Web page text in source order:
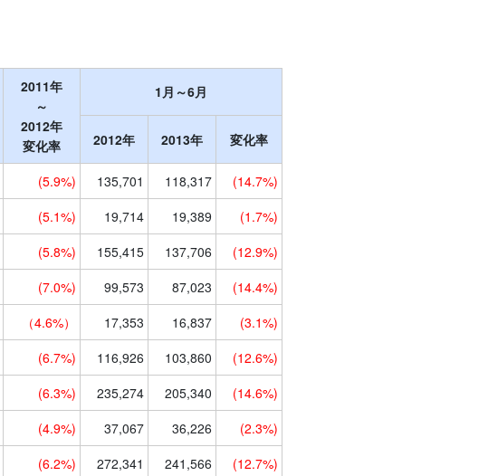
2011年
～
2012年
変化率
1月～6月
2012年 2013年 変化率
(5.9%) 135,701 118,317
(14.7%)
(5.1%) 19,714 19,389
(1.7%)
(5.8%) 155,415 137,706 (12.9%)
(7.0%) 99,573 87,023
(14.4%)
（4.6%） 17,353 16,837
(3.1%)
(6.7%) 116,926 103,860 (12.6%)
(6.3%) 235,274 205,340
(14.6%)
(4.9%) 37,067 36,226
(2.3%)
(6.2%) 272,341 241,566
(12.7%)